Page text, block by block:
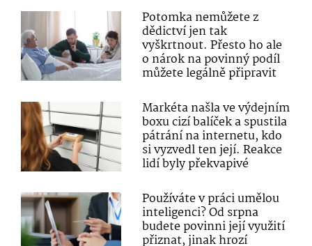
Potomka nemůžete z
dědictví jen tak
vyškrtnout. Přesto ho ale
o nárok na povinný podíl
můžete legálně připravit
Markéta našla ve výdejním
boxu cizí balíček a spustila
pátrání na internetu, kdo
si vyzvedl ten její. Reakce
lidí byly překvapivé
Používáte v práci umělou
inteligenci? Od srpna
budete povinni její využití
přiznat, jinak hrozí